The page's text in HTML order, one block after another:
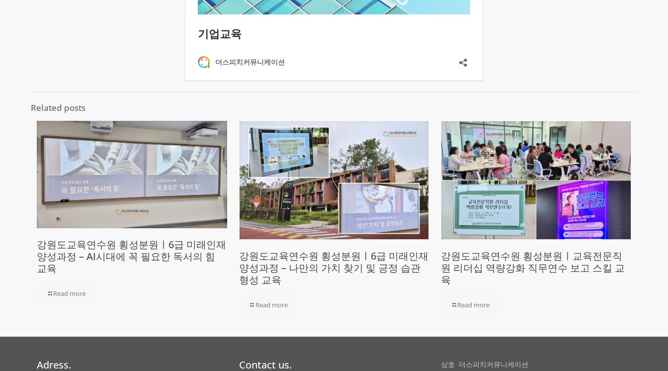
Related posts
강원도교육연수원 횡성분원ㅣ6급 미래인재
양성과정 – AI시대에 꼭 필요한 독서의 힘
교육
Read more
강원도교육연수원 횡성분원ㅣ6급 미래인재
양성과정 – 나만의 가치 찾기 및 긍정 습관
형성 교육
Read more
강원도교육연수원 횡성분원ㅣ교육전문직
원 리더십 역량강화 직무연수 보고 스킬 교
육
Read more
Adress. Contact us.
상호 더스피치커뮤니케이션